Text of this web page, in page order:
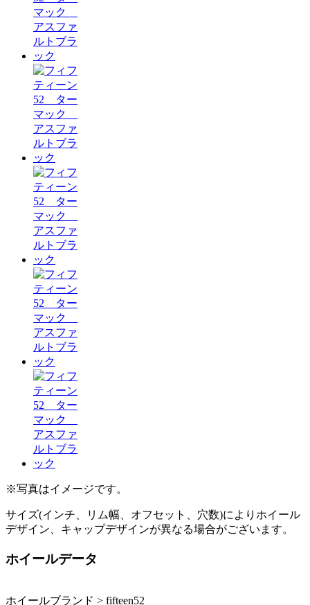
※写真はイメージです。
サイズ(インチ、リム幅、オフセット、穴数)によりホイール
デザイン、キャップデザインが異なる場合がございます。
ホイールデータ
ホイールブランド > fifteen52